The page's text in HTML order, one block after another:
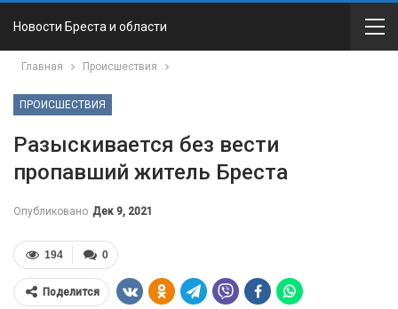
Новости Бреста и области
Главная Происшествия
ПРОИСШЕСТВИЯ
Разыскивается без вести
пропавший житель Бреста
Опубликовано Дек 9, 2021
0
194
Поделится